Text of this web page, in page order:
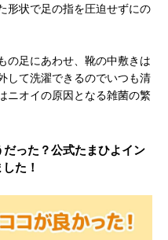
形状で足の指を圧迫せずにの
の足にあわせ、靴の中敷きは
して洗濯できるのでいつも清
ニオイの原因となる雑菌の繁
った？公式たまひよイン
た！